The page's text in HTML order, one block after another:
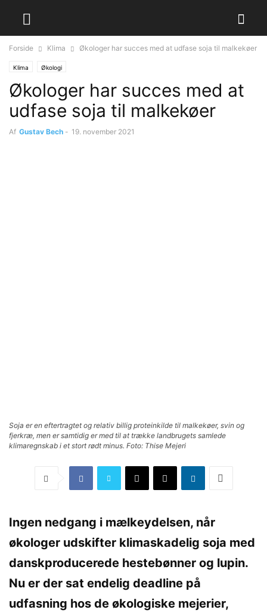
Forside Klima Økologer har succes med at udfase soja til malkekøer
Klima Økologi
Økologer har succes med at
udfase soja til malkekøer
Af Gustav Bech - 19. november 2021
Soja er en eftertragtet og relativ billig proteinkilde til malkekøer, svin og
fjerkræ, men er samtidig er med til at trække landbrugets samlede
klimaregnskab i et stort rødt minus. Foto: Thise Mejeri
Ingen nedgang i mælkeydelsen, når
økologer udskifter klimaskadelig soja med
danskproducerede hestebønner og lupin.
Nu er der sat endelig deadline på
udfasning hos de økologiske mejerier,